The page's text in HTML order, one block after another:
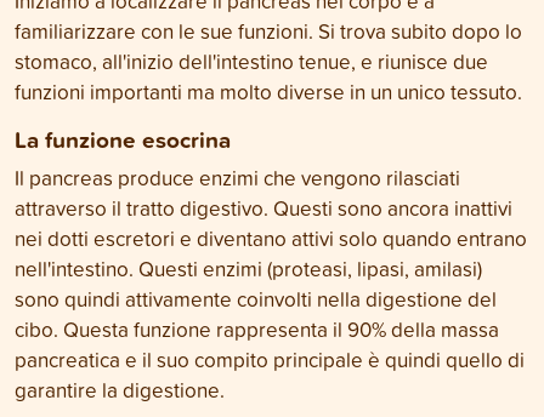
familiarizzare con le sue funzioni. Si trova subito dopo lo
stomaco, all'inizio dell'intestino tenue, e riunisce due
funzioni importanti ma molto diverse in un unico tessuto.
La funzione esocrina
Il pancreas produce enzimi che vengono rilasciati
attraverso il tratto digestivo. Questi sono ancora inattivi
nei dotti escretori e diventano attivi solo quando entrano
nell'intestino. Questi enzimi (proteasi, lipasi, amilasi)
sono quindi attivamente coinvolti nella digestione del
cibo. Questa funzione rappresenta il 90% della massa
pancreatica e il suo compito principale è quindi quello di
garantire la digestione.